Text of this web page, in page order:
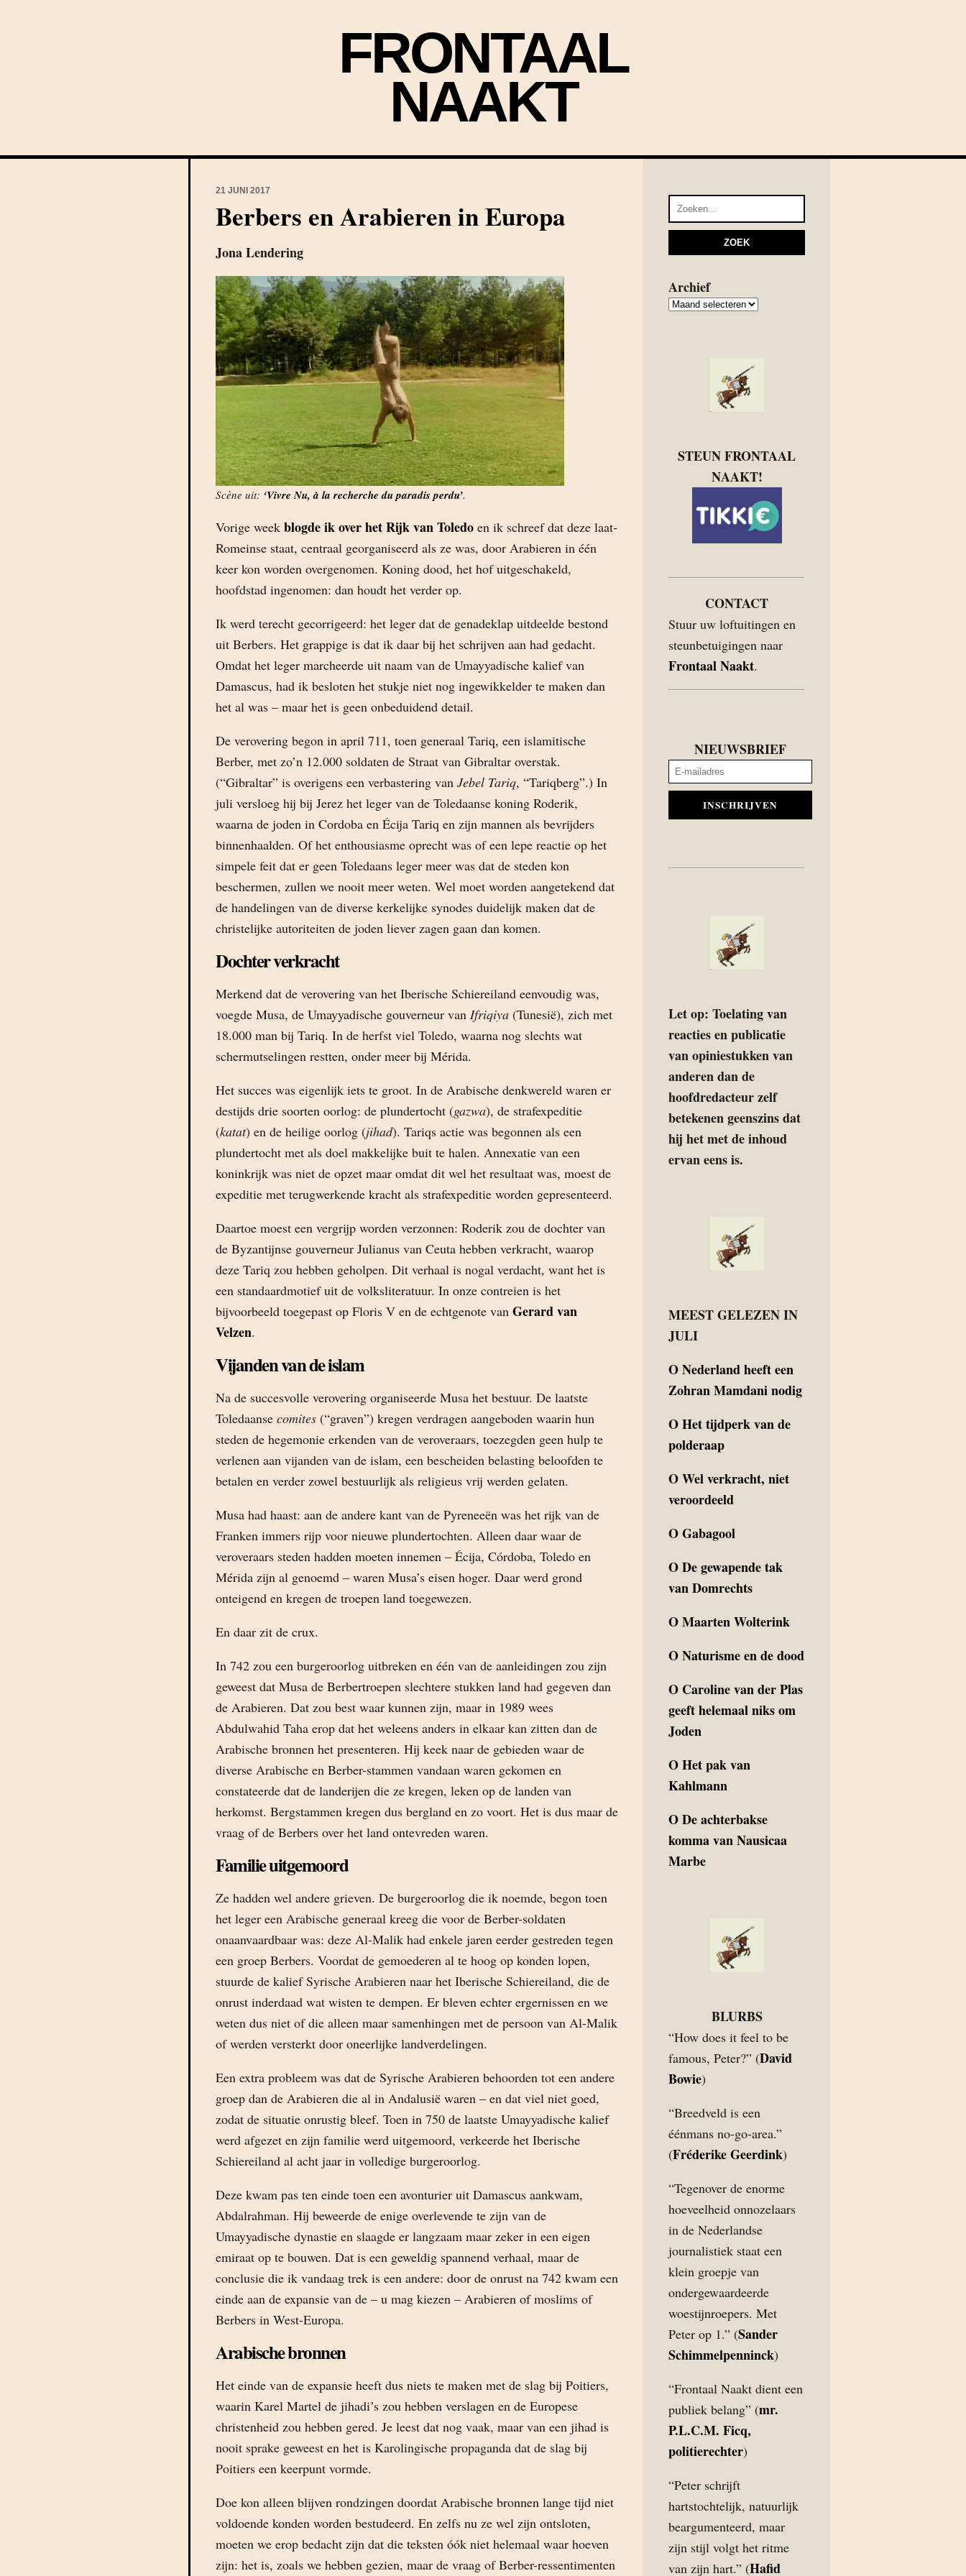
FRONTAAL
NAAKT
21 JUNI 2017
Berbers en Arabieren in Europa
Jona Lendering
Scène uit: ‘Vivre Nu, à la recherche du paradis perdu’.
Vorige week blogde ik over het Rijk van Toledo en ik schreef dat deze laat-
Romeinse staat, centraal georganiseerd als ze was, door Arabieren in één
keer kon worden overgenomen. Koning dood, het hof uitgeschakeld,
hoofdstad ingenomen: dan houdt het verder op.
Ik werd terecht gecorrigeerd: het leger dat de genadeklap uitdeelde bestond
uit Berbers. Het grappige is dat ik daar bij het schrijven aan had gedacht.
Omdat het leger marcheerde uit naam van de Umayyadische kalief van
Damascus, had ik besloten het stukje niet nog ingewikkelder te maken dan
het al was – maar het is geen onbeduidend detail.
De verovering begon in april 711, toen generaal Tariq, een islamitische
Berber, met zo’n 12.000 soldaten de Straat van Gibraltar overstak.
(“Gibraltar” is overigens een verbastering van Jebel Tariq, “Tariqberg”.) In
juli versloeg hij bij Jerez het leger van de Toledaanse koning Roderik,
waarna de joden in Cordoba en Écija Tariq en zijn mannen als bevrijders
binnenhaalden. Of het enthousiasme oprecht was of een lepe reactie op het
simpele feit dat er geen Toledaans leger meer was dat de steden kon
beschermen, zullen we nooit meer weten. Wel moet worden aangetekend dat
de handelingen van de diverse kerkelijke synodes duidelijk maken dat de
christelijke autoriteiten de joden liever zagen gaan dan komen.
Dochter verkracht
Merkend dat de verovering van het Iberische Schiereiland eenvoudig was,
voegde Musa, de Umayyadische gouverneur van Ifriqiya (Tunesië), zich met
18.000 man bij Tariq. In de herfst viel Toledo, waarna nog slechts wat
schermutselingen restten, onder meer bij Mérida.
Het succes was eigenlijk iets te groot. In de Arabische denkwereld waren er
destijds drie soorten oorlog: de plundertocht (gazwa), de strafexpeditie
(katat) en de heilige oorlog (jihad). Tariqs actie was begonnen als een
plundertocht met als doel makkelijke buit te halen. Annexatie van een
koninkrijk was niet de opzet maar omdat dit wel het resultaat was, moest de
expeditie met terugwerkende kracht als strafexpeditie worden gepresenteerd.
Daartoe moest een vergrijp worden verzonnen: Roderik zou de dochter van
de Byzantijnse gouverneur Julianus van Ceuta hebben verkracht, waarop
deze Tariq zou hebben geholpen. Dit verhaal is nogal verdacht, want het is
een standaardmotief uit de volksliteratuur. In onze contreien is het
bijvoorbeeld toegepast op Floris V en de echtgenote van Gerard van
Velzen.
Vijanden van de islam
Na de succesvolle verovering organiseerde Musa het bestuur. De laatste
Toledaanse comites (“graven”) kregen verdragen aangeboden waarin hun
steden de hegemonie erkenden van de veroveraars, toezegden geen hulp te
verlenen aan vijanden van de islam, een bescheiden belasting beloofden te
betalen en verder zowel bestuurlijk als religieus vrij werden gelaten.
Musa had haast: aan de andere kant van de Pyreneeën was het rijk van de
Franken immers rijp voor nieuwe plundertochten. Alleen daar waar de
veroveraars steden hadden moeten innemen – Écija, Córdoba, Toledo en
Mérida zijn al genoemd – waren Musa’s eisen hoger. Daar werd grond
onteigend en kregen de troepen land toegewezen.
En daar zit de crux.
In 742 zou een burgeroorlog uitbreken en één van de aanleidingen zou zijn
geweest dat Musa de Berbertroepen slechtere stukken land had gegeven dan
de Arabieren. Dat zou best waar kunnen zijn, maar in 1989 wees
Abdulwahid Taha erop dat het weleens anders in elkaar kan zitten dan de
Arabische bronnen het presenteren. Hij keek naar de gebieden waar de
diverse Arabische en Berber-stammen vandaan waren gekomen en
constateerde dat de landerijen die ze kregen, leken op de landen van
herkomst. Bergstammen kregen dus bergland en zo voort. Het is dus maar de
vraag of de Berbers over het land ontevreden waren.
Familie uitgemoord
Ze hadden wel andere grieven. De burgeroorlog die ik noemde, begon toen
het leger een Arabische generaal kreeg die voor de Berber-soldaten
onaanvaardbaar was: deze Al-Malik had enkele jaren eerder gestreden tegen
een groep Berbers. Voordat de gemoederen al te hoog op konden lopen,
stuurde de kalief Syrische Arabieren naar het Iberische Schiereiland, die de
onrust inderdaad wat wisten te dempen. Er bleven echter ergernissen en we
weten dus niet of die alleen maar samenhingen met de persoon van Al-Malik
of werden versterkt door oneerlijke landverdelingen.
Een extra probleem was dat de Syrische Arabieren behoorden tot een andere
groep dan de Arabieren die al in Andalusië waren – en dat viel niet goed,
zodat de situatie onrustig bleef. Toen in 750 de laatste Umayyadische kalief
werd afgezet en zijn familie werd uitgemoord, verkeerde het Iberische
Schiereiland al acht jaar in volledige burgeroorlog.
Deze kwam pas ten einde toen een avonturier uit Damascus aankwam,
Abdalrahman. Hij beweerde de enige overlevende te zijn van de
Umayyadische dynastie en slaagde er langzaam maar zeker in een eigen
emiraat op te bouwen. Dat is een geweldig spannend verhaal, maar de
conclusie die ik vandaag trek is een andere: door de onrust na 742 kwam een
einde aan de expansie van de – u mag kiezen – Arabieren of moslims of
Berbers in West-Europa.
Arabische bronnen
Het einde van de expansie heeft dus niets te maken met de slag bij Poitiers,
waarin Karel Martel de jihadi’s zou hebben verslagen en de Europese
christenheid zou hebben gered. Je leest dat nog vaak, maar van een jihad is
nooit sprake geweest en het is Karolingische propaganda dat de slag bij
Poitiers een keerpunt vormde.
Doe kon alleen blijven rondzingen doordat Arabische bronnen lange tijd niet
voldoende konden worden bestudeerd. En zelfs nu ze wel zijn ontsloten,
moeten we erop bedacht zijn dat die teksten óók niet helemaal waar hoeven
zijn: het is, zoals we hebben gezien, maar de vraag of Berber-ressentimenten
Archief
Archief
STEUN FRONTAAL
NAAKT!
CONTACT
Stuur uw loftuitingen en
steunbetuigingen naar
Frontaal Naakt.
NIEUWSBRIEF
INSCHRIJVEN
Let op: Toelating van
reacties en publicatie
van opiniestukken van
anderen dan de
hoofdredacteur zelf
betekenen geenszins dat
hij het met de inhoud
ervan eens is.
MEEST GELEZEN IN
JULI
ONederland heeft een
Zohran Mamdani nodig
OHet tijdperk van de
polderaap
OWel verkracht, niet
veroordeeld
OGabagool
ODe gewapende tak
van Domrechts
OMaarten Wolterink
ONaturisme en de dood
O Caroline van der Plas
geeft helemaal niks om
Joden
OHet pak van
Kahlmann
ODe achterbakse
komma van Nausicaa
Marbe
BLURBS
“How does it feel to be
famous, Peter?” (David
Bowie)
“Breedveld is een
éénmans no-go-area.”
(Fréderike Geerdink)
“Tegenover de enorme
hoeveelheid onnozelaars
in de Nederlandse
journalistiek staat een
klein groepje van
ondergewaardeerde
woestijnroepers. Met
Peter op 1.” (Sander
Schimmelpenninck)
“Frontaal Naakt dient een
publiek belang” (mr.
P.L.C.M. Ficq,
politierechter)
“Peter schrijft
hartstochtelijk, natuurlijk
beargumenteerd, maar
zijn stijl volgt het ritme
van zijn hart.” (Hafid